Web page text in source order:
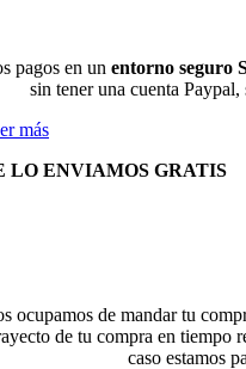
pagos en un entorno seguro
sin tener una cuenta
más
LO ENVIAMOS GRATIS
ocupamos de mandar tu
de tu compra en tiempo
caso estamos